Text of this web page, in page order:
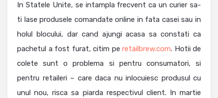
In Statele Unite, se intampla frecvent ca un curier sa-
ti lase produsele comandate online in fata casei sau in
holul blocului, dar cand ajungi acasa sa constati ca
pachetul a fost furat, citim pe retailbrew.com. Hotii de
colete sunt o problema si pentru consumatori, si
pentru retaileri – care daca nu inlocuiesc produsul cu
unul nou, risca sa piarda respectivul client. In martie